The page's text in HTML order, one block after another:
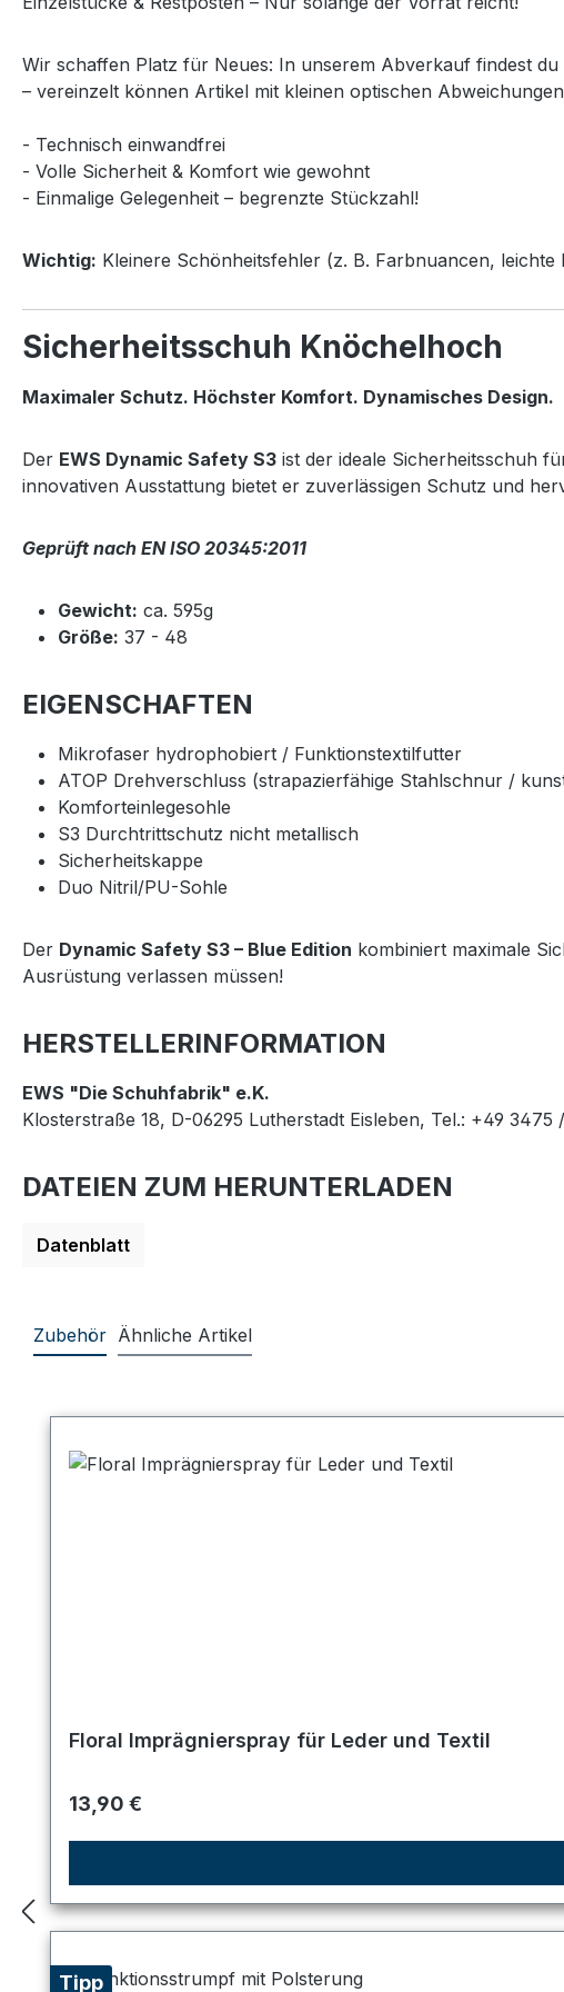
Wir schaffen Platz für Neues: In unserem Abverkauf findest
– vereinzelt können Artikel mit kleinen optischen
- Technisch einwandfrei
- Volle Sicherheit & Komfort wie gewohnt
- Einmalige Gelegenheit – begrenzte Stückzahl!
Wichtig: Kleinere Schönheitsfehler (z. B. Farbnuancen,
Sicherheitsschuh Knöchelhoch
Maximaler Schutz. Höchster Komfort. Dynamisches Design.
Der EWS Dynamic Safety S3 ist der ideale Sicherheitsschuh
innovativen Ausstattung bietet er zuverlässigen Schutz und
Geprüft nach EN ISO 20345:2011
Gewicht: ca. 595g
Größe: 37 - 48
EIGENSCHAFTEN
Mikrofaser hydrophobiert / Funktionstextilfutter
ATOP Drehverschluss (strapazierfähige Stahlschnur /
Komforteinlegesohle
S3 Durchtrittschutz nicht metallisch
Sicherheitskappe
Duo Nitril/PU-Sohle
Der Dynamic Safety S3 – Blue Edition kombiniert maximale
Ausrüstung verlassen müssen!
HERSTELLERINFORMATION
EWS "Die Schuhfabrik" e.K.
Klosterstraße 18, D-06295 Lutherstadt Eisleben, Tel.: +49
DATEIEN ZUM HERUNTERLADEN
Datenblatt
Zubehör Ähnliche Artikel
Floral Imprägnierspray für Leder und Textil
Regulärer Preis:
13,90 €
Tipp